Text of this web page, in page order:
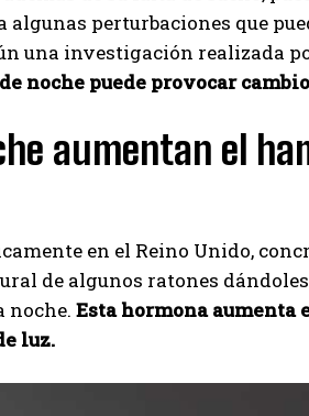
algunas perturbaciones que
una investigación realizada
noche puede provocar
aumentan el
en el Reino Unido,
de algunos ratones
noche. Esta hormona aumenta
luz.